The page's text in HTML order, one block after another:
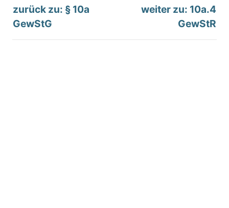
zurück zu: § 10a
GewStG
weiter zu: 10a.4
GewStR